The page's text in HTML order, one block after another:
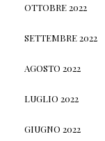
OTTOBRE 2022
SETTEMBRE 2022
AGOSTO 2022
LUGLIO 2022
GIUGNO 2022